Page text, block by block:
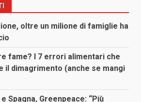
oltre un milione di famiglie ha
fame? I 7 errori alimentari che
il dimagrimento (anche se mangi
Spagna, Greenpeace: “Più